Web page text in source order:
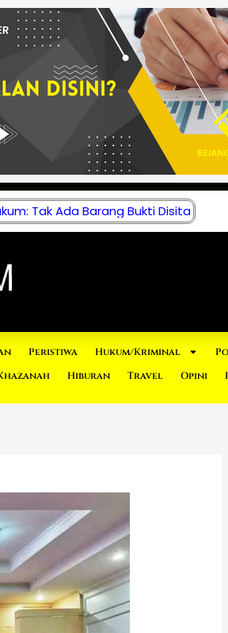
Tak Ada Barang Bukti Disita
Peristiwa Hukum/Kriminal
Hiburan Travel Opini